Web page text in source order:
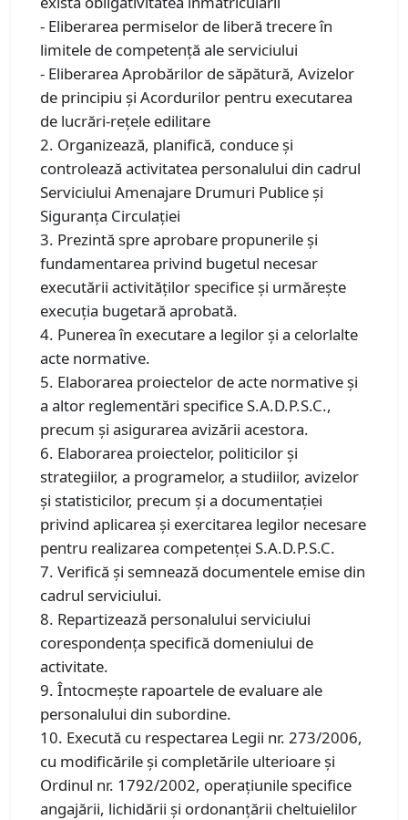
- Eliberarea permiselor de liberă trecere în
limitele de competență ale serviciului
- Eliberarea Aprobărilor de săpătură, Avizelor
de principiu și Acordurilor pentru executarea
de lucrări-rețele edilitare
2. Organizează, planifică, conduce și
controlează activitatea personalului din cadrul
Serviciului Amenajare Drumuri Publice și
Siguranța Circulației
3. Prezintă spre aprobare propunerile şi
fundamentarea privind bugetul necesar
executării activităţilor specifice şi urmăreşte
execuţia bugetară aprobată.
4. Punerea în executare a legilor şi a celorlalte
acte normative.
5. Elaborarea proiectelor de acte normative şi
a altor reglementări specifice S.A.D.P.S.C.,
precum şi asigurarea avizării acestora.
6. Elaborarea proiectelor, politicilor şi
strategiilor, a programelor, a studiilor, avizelor
şi statisticilor, precum şi a documentaţiei
privind aplicarea şi exercitarea legilor necesare
pentru realizarea competenţei S.A.D.P.S.C.
7. Verifică și semnează documentele emise din
cadrul serviciului.
8. Repartizează personalului serviciului
corespondenţa specifică domeniului de
activitate.
9. Întocmeşte rapoartele de evaluare ale
personalului din subordine.
10. Execută cu respectarea Legii nr. 273/2006,
cu modificările şi completările ulterioare şi
Ordinul nr. 1792/2002, operaţiunile specifice
angajării, lichidării şi ordonanţării cheltuielilor